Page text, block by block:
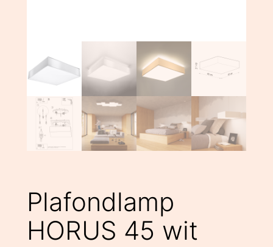
Plafondlamp
HORUS 45 wit